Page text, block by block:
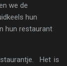
we de
hun
hun restaurant
Het is